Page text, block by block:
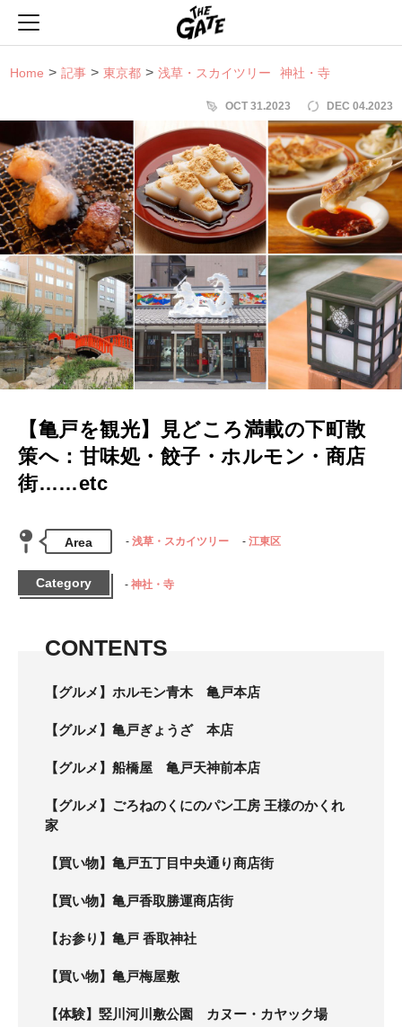
Home 記事 東京都 浅草・スカイツリー 神社・寺
OCT 31.2023 DEC 04.2023
【亀戸を観光】見どころ満載の下町散
策へ：甘味処・餃子・ホルモン・商店
街……etc
Area 浅草・スカイツリー 江東区
Category 神社・寺
CONTENTS
【グルメ】ホルモン青木 亀戸本店
【グルメ】亀戸ぎょうざ 本店
【グルメ】船橋屋 亀戸天神前本店
【グルメ】ごろねのくにのパン工房 王様のかくれ
家
【買い物】亀戸五丁目中央通り商店街
【買い物】亀戸香取勝運商店街
【お参り】亀戸 香取神社
【買い物】亀戸梅屋敷
【体験】竪川河川敷公園 カヌー・カヤック場